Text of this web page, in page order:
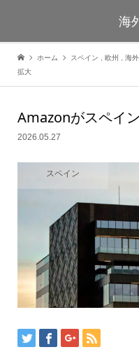
海
ホーム スペイン 欧州 海
拡大
Amazonがスペイ
2026.05.27
スペイン